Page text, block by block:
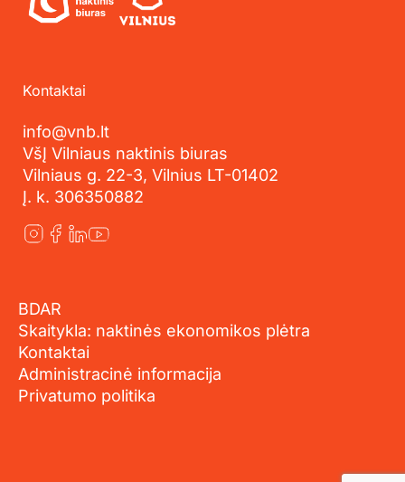
Kontaktai
info@vnb.lt
VšĮ Vilniaus naktinis biuras
Vilniaus g. 22-3, Vilnius LT-01402
Į. k. 306350882
BDAR
Skaitykla: naktinės ekonomikos plėtra
Kontaktai
Administracinė informacija
Privatumo politika